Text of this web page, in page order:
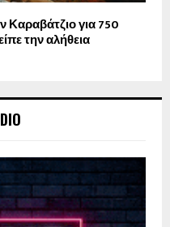
για 750
την αλήθεια